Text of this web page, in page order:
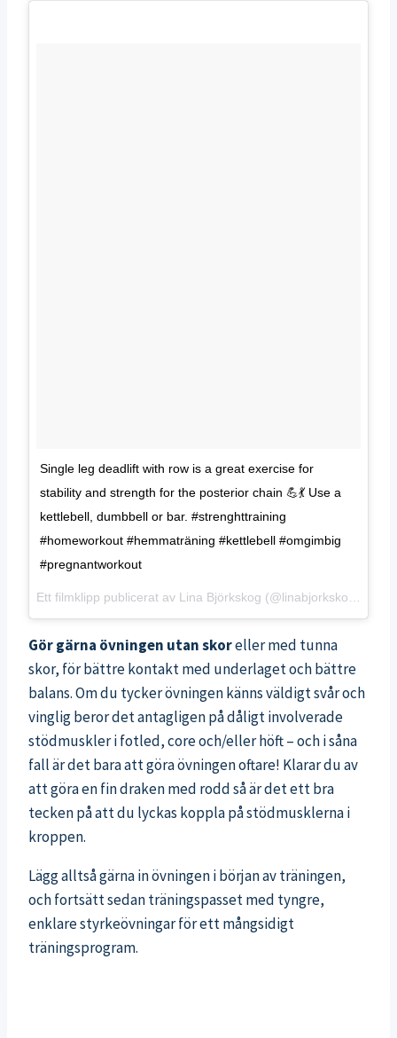
Single leg deadlift with row is a great exercise for
stability and strength for the posterior chain 💪💃 Use a
kettlebell, dumbbell or bar. #strenghttraining
#homeworkout #hemmaträning #kettlebell #omgimbig
#pregnantworkout
Gör gärna övningen utan skoreller med tunna
skor, för bättre kontakt med underlaget och bättre
balans. Om du tycker övningen känns väldigt svår och
vinglig beror det antagligen på dåligt involverade
stödmuskler i fotled, core och/eller höft – och i såna
fall är det bara att göra övningen oftare! Klarar du av
att göra en fin draken med rodd så är det ett bra
tecken på att du lyckas koppla på stödmusklerna i
kroppen.
Lägg alltså gärna in övningen i början av träningen,
och fortsätt sedan träningspasset med tyngre,
enklare styrkeövningar för ett mångsidigt
träningsprogram.